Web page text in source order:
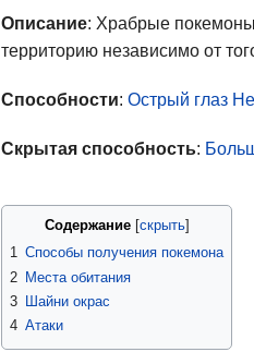
Описание: Храбрые
территорию независимо от
Способности:Острый глаз
Скрытая способность:
Содержание
1 Способы получения покемона
2 Места обитания
3
Шайни окрас
4 Атаки